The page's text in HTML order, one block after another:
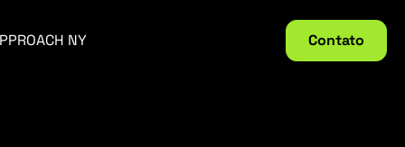
NY Contato